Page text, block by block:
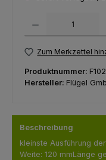
Zum Merkzettel
Produktnummer:
Hersteller: Flügel
Beschreibung
kleinste Ausführung
Weite: 120 mmLänge